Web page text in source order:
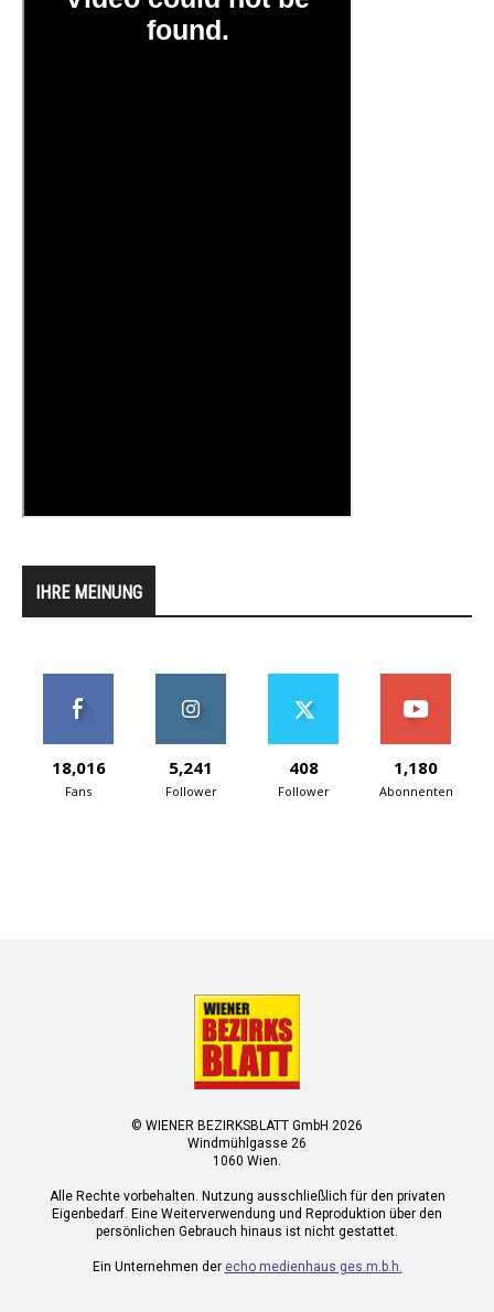
IHRE MEINUNG
18,016
Fans
5,241
Follower
408
Follower
1,180
Abonnenten
© WIENER BEZIRKSBLATT GmbH 2026
Windmühlgasse 26
1060 Wien.
Alle Rechte vorbehalten. Nutzung ausschließlich für den privaten
Eigenbedarf. Eine Weiterverwendung und Reproduktion über den
persönlichen Gebrauch hinaus ist nicht gestattet.
Ein Unternehmen der echo medienhaus ges.m.b.h.